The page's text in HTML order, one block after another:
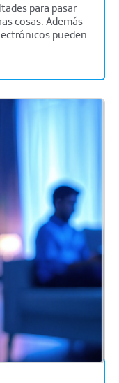
para pasar
cosas. Además
pueden